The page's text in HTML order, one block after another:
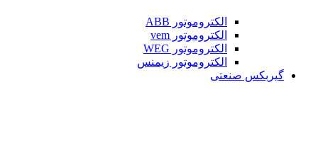
الکتروموتور ABB
الکتروموتور vem
الکتروموتور WEG
الکتروموتور زیمنس
گیربکس صنعتی